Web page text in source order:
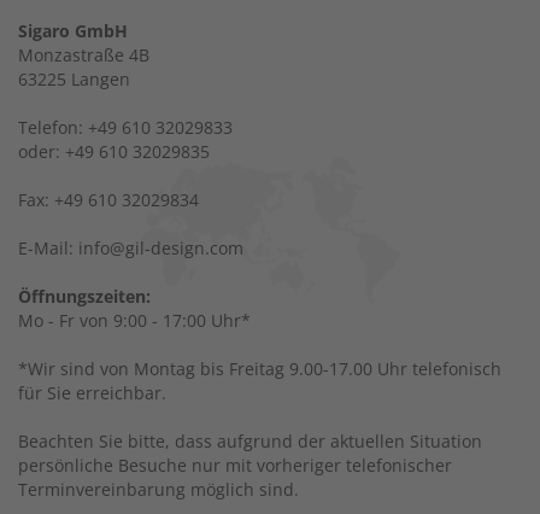
Sigaro GmbH
Monzastraße 4B
63225 Langen
Telefon: +49 610 32029833
oder: +49 610 32029835
Fax: +49 610 32029834
E-Mail: info@gil-design.com
Öffnungszeiten:
Mo - Fr von 9:00 - 17:00 Uhr*
*Wir sind von Montag bis Freitag 9.00-17.00 Uhr telefonisch
für Sie erreichbar.
Beachten Sie bitte, dass aufgrund der aktuellen Situation
persönliche Besuche nur mit vorheriger telefonischer
Terminvereinbarung möglich sind.